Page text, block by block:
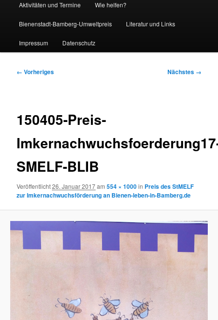
Aktivitäten und Termine Wie helfen?
Bienenstadt-Bamberg-Umweltpreis Literatur und Links
Impressum Datenschutz
Bilder-
← Vorheriges Nächstes →
150405-Preis-
SMELF-BLIB
Veröffentlicht26. Januar 2017am554 × 1000in Preis des StMELF
zur Imkernachwuchsförderung an Bienen-leben-in-Bamberg.de